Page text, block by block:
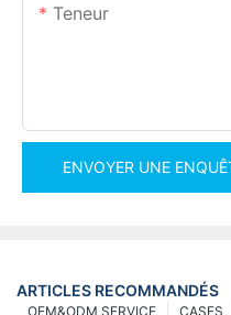
Teneur
ENVOYER UNE
ARTICLES RECOMMANDÉS
CASES
OEM&ODM SERVICE